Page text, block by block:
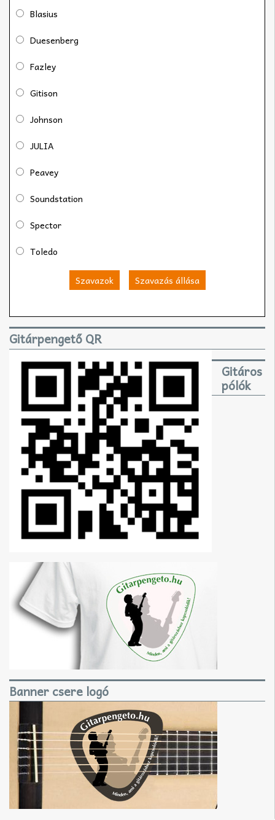
Blasius
Duesenberg
Fazley
Gitison
Johnson
JULIA
Peavey
Soundstation
Spector
Toledo
Szavazok Szavazás állása
Gitárpengető QR
Gitáros
pólók
Banner csere logó